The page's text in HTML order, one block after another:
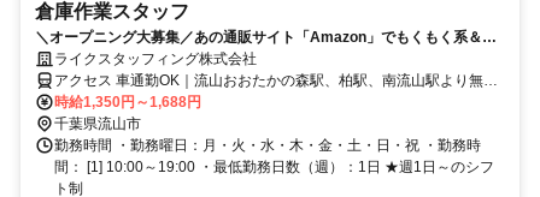
倉庫作業スタッフ
＼オープニング大募集／あの通販サイト「Amazon」でもくもく系＆簡
単倉庫作業♪＃週1日～＃日払いOK＃髪色自由
ライクスタッフィング株式会社
アクセス 車通勤OK｜流山おおたかの森駅、柏駅、南流山駅より無料
送迎バスあり
時給1,350円～1,688円
千葉県流山市
勤務時間 ・勤務曜日：月・火・水・木・金・土・日・祝 ・勤務時
間： [1] 10:00～19:00 ・最低勤務日数（週）：1日 ★週1日～のシフ
ト制